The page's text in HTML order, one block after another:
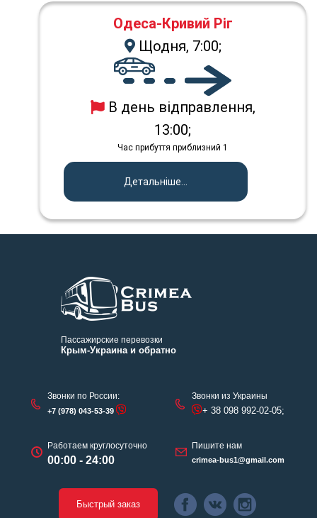
Одеса-Кривий Ріг
Щодня, 7:00;
В день відправлення,
13:00;
Час прибуття приблизний 1
Детальніше...
Пассажирские перевозки
Крым-Украина и обратно
Звонки по России:
+7 (978) 043-53-39
Работаем круглосуточно
00:00 - 24:00
Звонки из Украины
+ 38 098 992-02-05;
Пишите нам
crimea-bus1@gmail.com
Быстрый заказ